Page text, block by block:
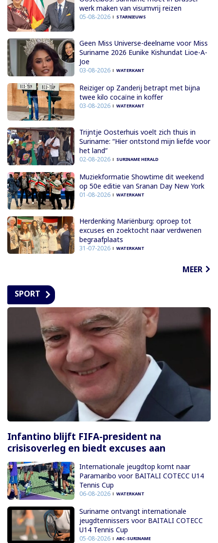
werk maken van visumvrij reizen
05-08-2026 STARNIEUWS
Geen Miss Universe-deelname voor Miss
Suriname 2026 Eunike Kishundat Lioe-A-
Joe
03-08-2026 WATERKANT
Reiziger op Zanderij betrapt met bijna
twee kilo cocaïne in koffer
03-08-2026 WATERKANT
Trijntje Oosterhuis voelt zich thuis in
Suriname: “Hier ontstond mijn liefde voor
het land”
02-08-2026 SURINAME HERALD
Muziekformatie Showtime dit weekend
op 50e editie van Sranan Day New York
01-08-2026 WATERKANT
Herdenking Mariënburg: oproep tot
excuses en zoektocht naar verdwenen
begraafplaats
31-07-2026 WATERKANT
MEER
SPORT
Infantino blijft FIFA-president na
crisisoverleg en biedt excuses aan
Internationale jeugdtop komt naar
Paramaribo voor BAITALI COTECC U14
Tennis Cup
06-08-2026 WATERKANT
Suriname ontvangt internationale
jeugdtennissers voor BAITALI COTECC
U14 Tennis Cup
05-08-2026 ABC-SURINAME